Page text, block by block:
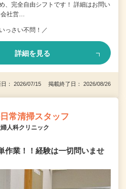
、完全自由シフトです！ 詳細はお問い
会社営…
っさい不問！／
詳細を見る
日： 2026/07/15 掲載終了日： 2026/08/26
常清掃スタッフ
人科クリニック
作業！！経験は一切問いませ